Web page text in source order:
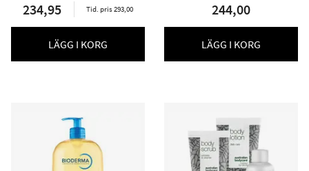
234,95 Tid. pris 293,00
LÄGG I KORG
244,00
LÄGG I KORG